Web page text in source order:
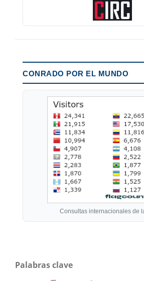
CONRADO POR EL MUNDO
Consultas internacionales de
Palabras clave